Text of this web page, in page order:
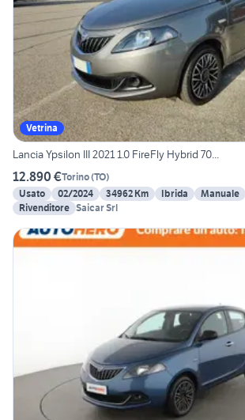
Vetrina
Lancia Ypsilon III 2021 1.0 FireFly Hybrid 70...
12.890 €Torino(TO)
Usato
02/2024 34962 Km Ibrida Manuale
Rivenditore Saicar Srl